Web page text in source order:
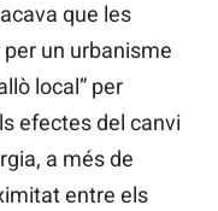
que les
un urbanisme
local” per
efectes del canvi
a més de
entre els